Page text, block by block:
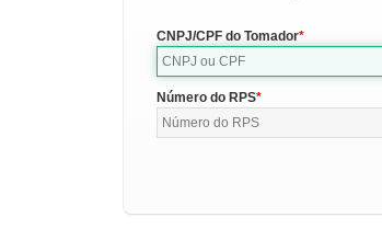
CNPJ/CPF do Tomador
Número do RPS